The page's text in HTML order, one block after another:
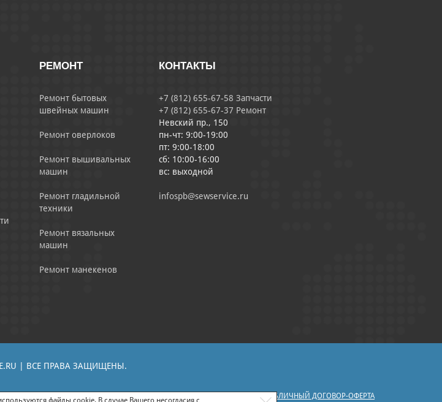
РЕМОНТ
Ремонт бытовых
швейных машин
Ремонт оверлоков
Ремонт вышивальных
машин
Ремонт гладильной
техники
Ремонт вязальных
машин
Ремонт манекенов
КОНТАКТЫ
+7 (812) 655-67-58 Запчасти
+7 (812) 655-67-37 Ремонт
Невский пр., 150
пн-чт: 9:00-19:00
пт: 9:00-18:00
сб: 10:00-16:00
вс: выходной
infospb@sewservice.ru
| ВСЕ ПРАВА ЗАЩИЩЕНЫ.
МАТЕРИАЛОВ | СОГЛАСИЕ НА ОБРАБОТКУ ПЕРСОНАЛЬНЫХ ДАННЫХ | ПУБЛИЧНЫЙ ДОГОВОР-ОФЕРТА
файлы cookie. В случае Вашего несогласия с